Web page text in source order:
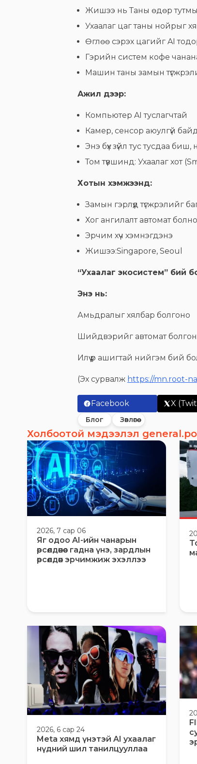
Жишээ нь Таны өдөр
Ухаалаг цаг таны нойрыг
Өглөө сэрэх цагийг AI
Гэрийн систем кофе
Машин таны замын
Ажил дээр:
Компьютер AI туслагчтай
Камер, сенсор аюулгүй
Энэ бүх зүйл тус тусдаа
Том түвшинд: Ухаалаг хот
Хотын хэмжээнд:
Замын гэрлүүд түгжрэлийг
Хог ангилалт автомат болно
Эрчим хүч хэмнэгдэнэ
Жишээ:Singapore, Seoul
“Ухаалаг экосистем” бий
Энэ нь:
Амьдралыг хялбар болгоно
Шийдвэрийг автомат
Илүү үр ашигтай нийгэм бий
(Эх сурвалж https://mn.root-
Facebook X
Блог Зөвлөгөө
Холбоотой мэдээлэл
2026, 7 сар 06
Яг одоо AI-ийн чанарын
өрсөлдөөнөөс гадна үнэ, зардлын
өрсөлдөөн эрчимжиж эхэллээ
2026, 6 сар 24
Meta хямд үнэтэй AI ухаалаг
нүдний шил танилцууллаа